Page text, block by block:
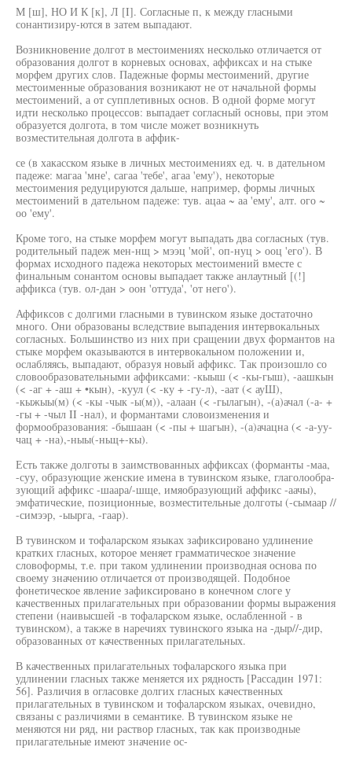
М [ш], НО И К [к], Л [I]. Согласные п, к между гласными
сонантизиру-ются в затем выпадают.
Возникновение долгот в местоимениях несколько отличается от
образования долгот в корневых основах, аффиксах и на стыке
морфем других слов. Падежные формы местоимений, другие
местоименные образования возникают не от начальной формы
местоимений, а от супплетивных основ. В одной форме могут
идти несколько процессов: выпадает согласный основы, при этом
образуется долгота, в том числе может возникнуть
возместительная долгота в аффик-
се (в хакасском языке в личных местоимениях ед. ч. в дательном
падеже: магаа 'мне', сагаа 'тебе', агаа 'ему'), некоторые
местоимения редуцируются дальше, например, формы личных
местоимений в дательном падеже: тув. ацаа ~ аа 'ему', алт. ого ~
оо 'ему'.
Кроме того, на стыке морфем могут выпадать два согласных (тув.
родительный падеж мен-нщ > мээц 'мой', оп-нуц > ооц 'его'). В
формах исходного падежа некоторых местоимений вместе с
финальным сонантом основы выпадает также анлаутный [(!]
аффикса (тув. ол-дан > оон 'оттуда', 'от него').
Аффиксов с долгими гласными в тувинском языке достаточно
много. Они образованы вследствие выпадения интервокальных
согласных. Большинство из них при сращении двух формантов на
стыке морфем оказываются в интервокальном положении и,
ослабляясь, выпадают, образуя новый аффикс. Так произошло со
словообразовательными аффиксами: -кыыш (< -кы-гыш), -аашкын
(< -аг + -аш + •кын), -куул (< -ку + -гу-л), -аат (< ауШ),
-кыжыы(м) (< -кы -чык -ы(м)), -алаан (< -гылагын), -(а)ачал (-а- +
-гы + -чыл II -нал), и формантами словоизменения и
формообразования: -бышаан (< -пы + шагын), -(а)ачацна (< -а-уу-
чац + -на),-ныы(-ньщ+-кы).
Есть также долготы в заимствованных аффиксах (форманты -маа,
-суу, образующие женские имена в тувинском языке, глаголообра-
зующий аффикс -шаара/-шще, имяобразующий аффикс -аачы),
эмфатические, позиционные, возместительные долготы (-сымаар //
-симээр, -ыырга, -гаар).
В тувинском и тофаларском языках зафиксировано удлинение
кратких гласных, которое меняет грамматическое значение
словоформы, т.е. при таком удлинении производная основа по
своему значению отличается от производящей. Подобное
фонетическое явление зафиксировано в конечном слоге у
качественных прилагательных при образовании формы выражения
степени (наивысшей -в тофаларском языке, ослабленной - в
тувинском), а также в наречиях тувинского языка на -дыр//-дир,
образованных от качественных прилагательных.
В качественных прилагательных тофаларского языка при
удлинении гласных также меняется их рядность [Рассадин 1971:
56]. Различия в огласовке долгих гласных качественных
прилагательных в тувинском и тофаларском языках, очевидно,
связаны с различиями в семантике. В тувинском языке не
меняются ни ряд, ни раствор гласных, так как производные
прилагательные имеют значение ос-